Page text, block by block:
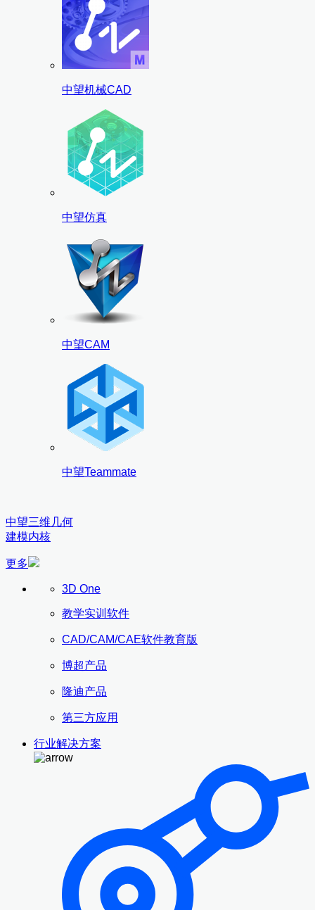
中望机械CAD
中望仿真
中望CAM
中望Teammate
中望三维几何
建模内核
更多
3D One
教学实训软件
CAD/CAM/CAE软件教育版
博超产品
隆迪产品
第三方应用
行业解决方案